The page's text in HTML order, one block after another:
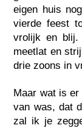
eigen huis
vierde feest
vrolijk en blij.
meetlat en
drie zoons in
Maar wat is er
van was, dat
zal ik je